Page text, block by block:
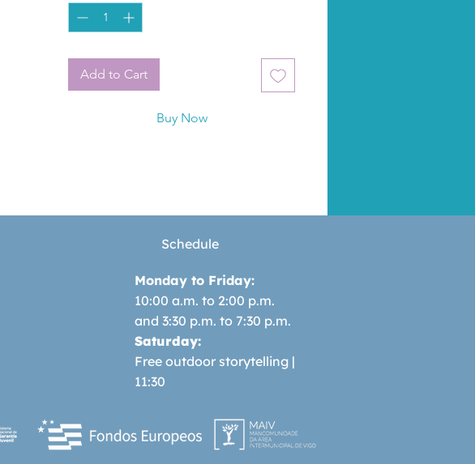
Add to Cart
Buy Now
Schedule
Monday to Friday:
10:00 a.m. to 2:00 p.m.
and 3:30 p.m. to 7:30 p.m.
Saturday:
Free outdoor storytelling |
11:30